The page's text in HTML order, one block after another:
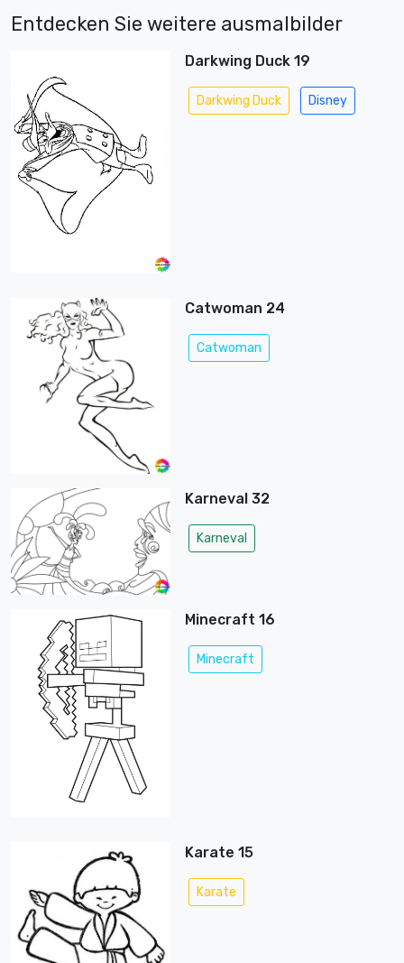
Entdecken Sie weitere ausmalbilder
Darkwing Duck 19
Darkwing Duck Disney
Catwoman 24
Catwoman
Karneval 32
Karneval
Minecraft 16
Minecraft
Karate 15
Karate